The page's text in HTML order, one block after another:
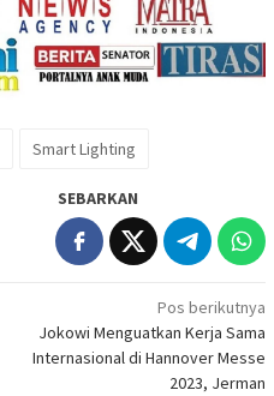
Smart Lighting
SEBARKAN
Pos berikutnya
Jokowi Menguatkan Kerja Sama
Internasional di Hannover Messe
2023, Jerman